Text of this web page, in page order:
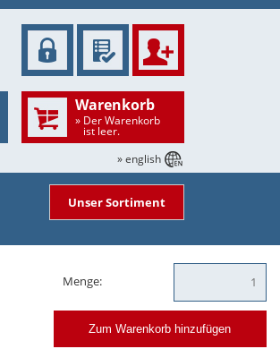
Unser Sortiment
Menge:
Zum Warenkorb hinzufügen
Warenkorb
» Der Warenkorb
ist leer.
» english